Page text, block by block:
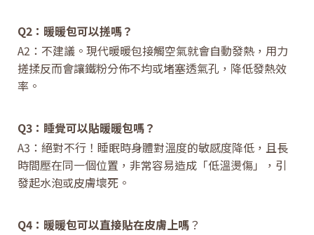
Q2：暖暖包可以搓嗎？
A2：不建議。現代暖暖包接觸空氣就會自動發熱，用力
搓揉反而會讓鐵粉分佈不均或堵塞透氣孔，降低發熱效
率。
Q3：睡覺可以貼暖暖包嗎？
A3：絕對不行！睡眠時身體對溫度的敏感度降低，且長
時間壓在同一個位置，非常容易造成「低溫燙傷」，引
發起水泡或皮膚壞死。
Q4：暖暖包可以直接貼在皮膚上嗎？